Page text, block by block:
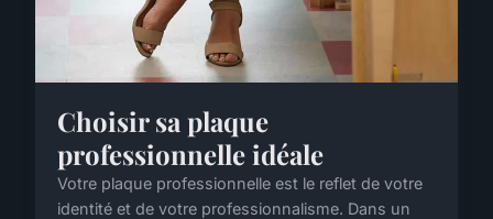
Choisir sa plaque
professionnelle idéale
Votre plaque professionnelle est le reflet de votre
identité et de votre professionnalisme. Dans un